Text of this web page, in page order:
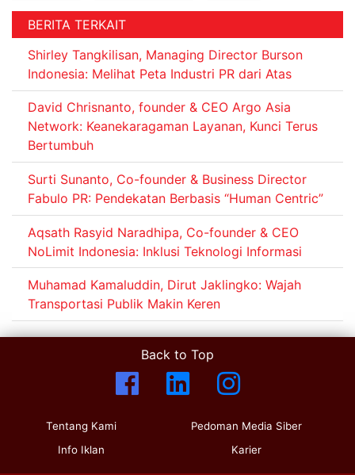
BERITA TERKAIT
Shirley Tangkilisan, Managing Director Burson
Indonesia: Melihat Peta Industri PR dari Atas
David Chrisnanto, founder & CEO Argo Asia
Network: Keanekaragaman Layanan, Kunci Terus
Bertumbuh
Surti Sunanto, Co-founder & Business Director
Fabulo PR: Pendekatan Berbasis “Human Centric”
Aqsath Rasyid Naradhipa, Co-founder & CEO
NoLimit Indonesia: Inklusi Teknologi Informasi
Muhamad Kamaluddin, Dirut Jaklingko: Wajah
Transportasi Publik Makin Keren
Back to Top
Tentang Kami
Info Iklan
Pedoman Media Siber
Karier